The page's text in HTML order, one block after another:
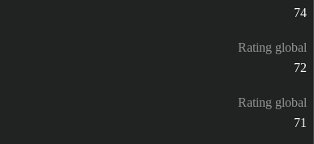
74
Rating global
72
Rating global
71